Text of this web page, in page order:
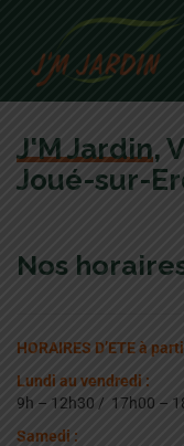
J'M Jardin,
Joué-sur-
Nos
HORAIRES D’ETE à
Lundi au vendredi :
9h – 12h30 / 17h00 –
Samedi :